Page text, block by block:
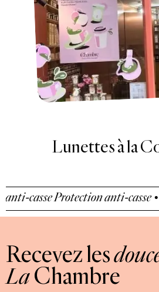
Gaufres
Protection anti-casse •
Recevez les
LaChambre